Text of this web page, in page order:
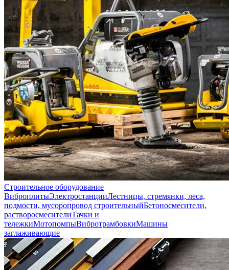
Строительное оборудование
ВиброплитыЭлектростанцииЛестницы, стремянки, леса,
подмости, мусоропровод строительныйБетоносмесители,
растворосмесителиТачки и
тележкиМотопомпыВибротрамбовкиМашины
заглаживающие